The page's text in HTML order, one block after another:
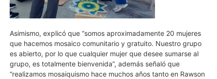
Asimismo, explicó que “somos aproximadamente 20 mujeres
que hacemos mosaico comunitario y gratuito. Nuestro grupo
es abierto, por lo que cualquier mujer que desee sumarse al
grupo, es totalmente bienvenida”, además señaló que
“realizamos mosaiquismo hace muchos años tanto en Rawson